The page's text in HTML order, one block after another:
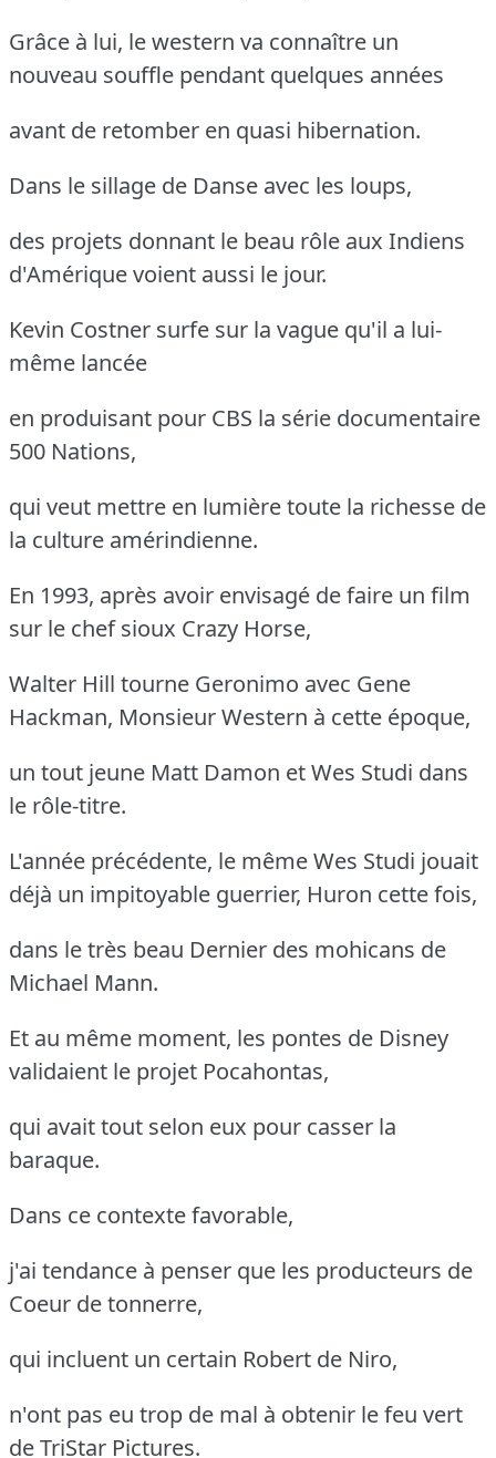
Grâce à lui, le western va connaître un
nouveau souffle pendant quelques années
avant de retomber en quasi hibernation.
Dans le sillage de Danse avec les loups,
des projets donnant le beau rôle aux Indiens
d'Amérique voient aussi le jour.
Kevin Costner surfe sur la vague qu'il a lui-
même lancée
en produisant pour CBS la série documentaire
500 Nations,
qui veut mettre en lumière toute la richesse de
la culture amérindienne.
En 1993, après avoir envisagé de faire un film
sur le chef sioux Crazy Horse,
Walter Hill tourne Geronimo avec Gene
Hackman, Monsieur Western à cette époque,
un tout jeune Matt Damon et Wes Studi dans
le rôle-titre.
L'année précédente, le même Wes Studi jouait
déjà un impitoyable guerrier, Huron cette fois,
dans le très beau Dernier des mohicans de
Michael Mann.
Et au même moment, les pontes de Disney
validaient le projet Pocahontas,
qui avait tout selon eux pour casser la
baraque.
Dans ce contexte favorable,
j'ai tendance à penser que les producteurs de
Coeur de tonnerre,
qui incluent un certain Robert de Niro,
n'ont pas eu trop de mal à obtenir le feu vert
de TriStar Pictures.